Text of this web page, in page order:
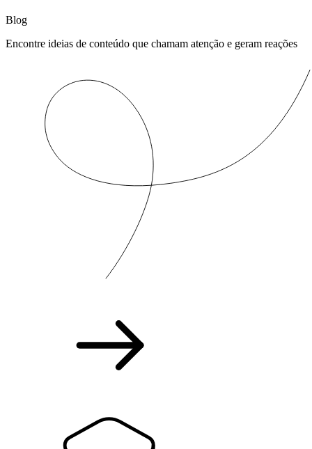
Blog
Encontre ideias de conteúdo que chamam atenção e geram reações